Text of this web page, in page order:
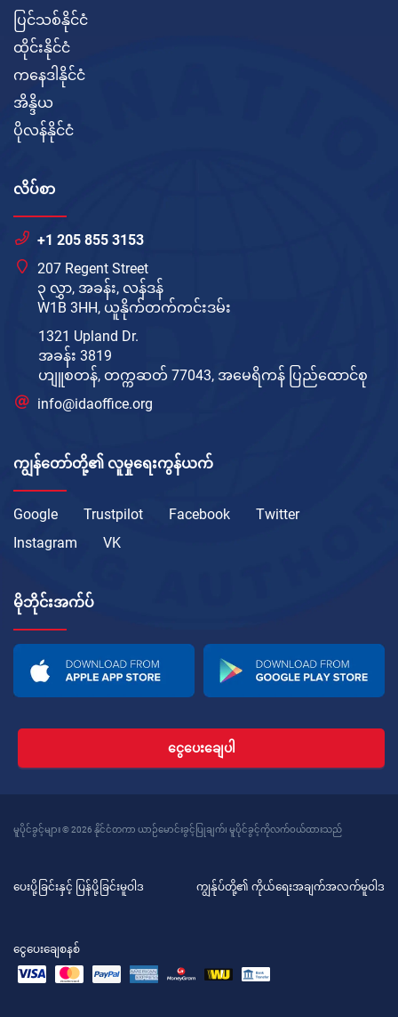
ပြင်သစ်နိုင်ငံ
ထိုင်းနိုင်ငံ
ကနေဒါနိုင်ငံ
အိန္ဒိယ
ပိုလန်နိုင်ငံ
လိပ်စာ
+1 205 855 3153
207 Regent Street
၃ လွှာ, အခန်း, လန်ဒန်
W1B 3HH, ယူနိုက်တက်ကင်းဒမ်း
1321 Upland Dr.
အခန်း 3819
ဟျူစတန်, တက္ကဆတ် 77043, အမေရိကန် ပြည်ထောင်စု
info@idaoffice.org
ကျွန်တော်တို့၏ လူမှုရေးကွန်ယက်
Google Trustpilot Facebook
Twitter
Instagram
VK
မိုဘိုင်းအက်ပ်
ငွေပေးချေပါ
မူပိုင်ခွင့်များ © 2026 နိုင်ငံတကာ ယာဉ်မောင်းခွင့်ပြုချက်၊ မူပိုင်ခွင့်ကိုလက်ဝယ်ထားသည်
ပေးပို့ခြင်းနှင့် ပြန်ပို့ခြင်းမူဝါဒ ကျွန်ုပ်တို့၏ ကိုယ်ရေးအချက်အလက်မူဝါဒ
ငွေပေးချေစနစ်